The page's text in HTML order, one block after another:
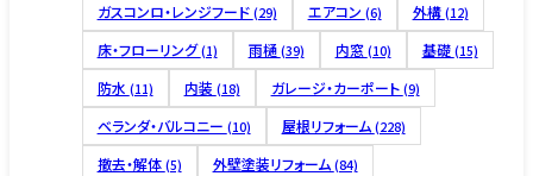
ガスコンロ・レンジフード (29) エアコン (6) 外構 (12)
床・フローリング(1) 雨樋 (39) 内窓 (10) 基礎 (15)
防水 (11) 内装 (18) ガレージ・カーポート (9)
ベランダ・バルコニー (10) 屋根リフォーム (228)
撤去・解体 (5) 外壁塗装リフォーム (84)